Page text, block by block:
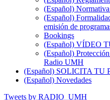
(Español)
(Español)
emisión de
Bookings
(Español) VÍDEO
(Español)
Radio UMH
(Español) SOLICITA TU
(Español) Novedades
Tweets by RADIO_UMH